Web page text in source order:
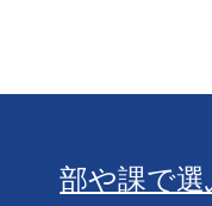
部や課で選